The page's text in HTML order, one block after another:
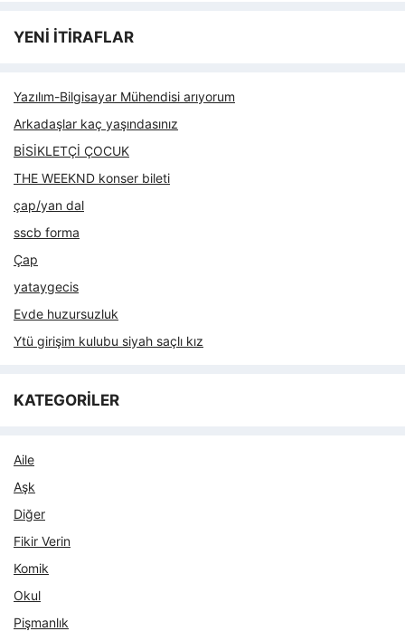
YENİ İTİRAFLAR
Yazılım-Bilgisayar Mühendisi arıyorum
Arkadaşlar kaç yaşındasınız
BİSİKLETÇİ ÇOCUK
THE WEEKND konser bileti
çap/yan dal
sscb forma
Çap
yataygecis
Evde huzursuzluk
Ytü girişim kulubu siyah saçlı kız
KATEGORİLER
Aile
Aşk
Diğer
Fikir Verin
Komik
Okul
Pişmanlık